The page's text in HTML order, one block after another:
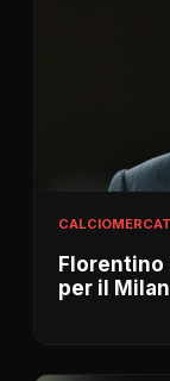
Florentino
per il Milan